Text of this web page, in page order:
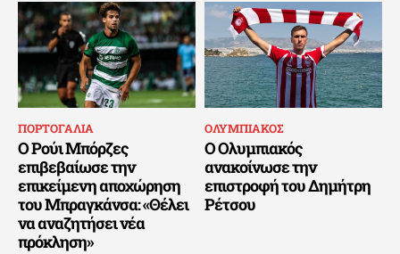
ΠΟΡΤΟΓΑΛΙΑ
Ο Ρούι Μπόρζες
επιβεβαίωσε την
επικείμενη αποχώρηση
του Μπραγκάνσα: «Θέλει
να αναζητήσει νέα
πρόκληση»
ΟΛΥΜΠΙΑΚΟΣ
Ο Ολυμπιακός
ανακοίνωσε την
επιστροφή του Δημήτρη
Ρέτσου